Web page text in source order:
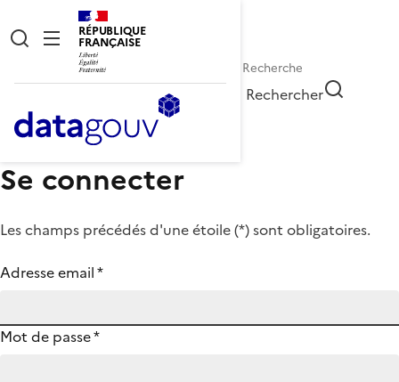
RÉPUBLIQUE
FRANÇAISE
Rechercher
Se connecter
Les champs précédés d'une étoile (*) sont obligatoires.
Adresse email*
Mot de passe*